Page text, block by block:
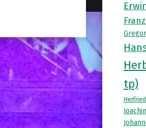
tp)